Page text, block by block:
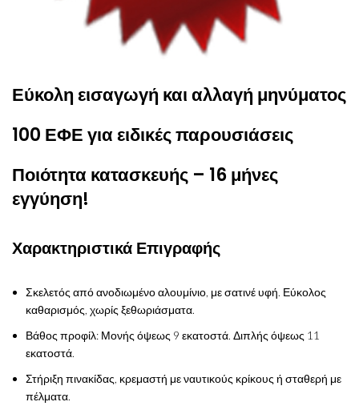
Εύκολη εισαγωγή και αλλαγή μηνύματος
100 ΕΦΕ για ειδικές παρουσιάσεις
Ποιότητα κατασκευής – 16 μήνες
εγγύηση!
Χαρακτηριστικά Επιγραφής
Σκελετός από ανοδιωμένο αλουμίνιο, με σατινέ υφή. Εύκολος
καθαρισμός, χωρίς ξεθωριάσματα.
Βάθος προφίλ: Μονής όψεως 9 εκατοστά. Διπλής όψεως 11
εκατοστά.
Στήριξη πινακίδας, κρεμαστή με ναυτικούς κρίκους ή σταθερή με
πέλματα.